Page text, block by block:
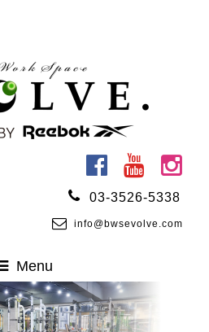
03-3526-5338
info@bwsevolve.com